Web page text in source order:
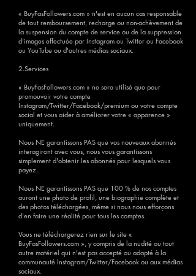
« BuyFasFollowers.com » n'est en aucun cas responsable
de tout remboursement, recharge ou non-achèvement de
la suspension du compte de service ou de la suppression
d'images effectuée par Instagram ou Twitter ou Facebook
ou YouTube ou d'autres médias sociaux.
2.Services
« BuyFasFollowers.com » ne sera utilisé que pour
promouvoir votre compte
Instagram/Twitter/Facebook/premium ou votre compte
social et vous aider à améliorer votre « apparence »
uniquement.
Nous NE garantissons PAS que vos nouveaux abonnés
interagiront avec vous, nous vous garantissons
simplement d'obtenir les abonnés pour lesquels vous
payez.
Nous NE garantissons PAS que 100 % de nos comptes
auront une photo de profil, une biographie complète et
des photos téléchargées, même si nous nous efforçons
d'en faire une réalité pour tous les comptes.
Vous ne téléchargerez rien sur le site «
BuyFasFollowers.com », y compris de la nudité ou tout
autre matériel qui n'est pas accepté ou adapté à la
communauté Instagram/Twitter/Facebook ou aux médias
sociaux.